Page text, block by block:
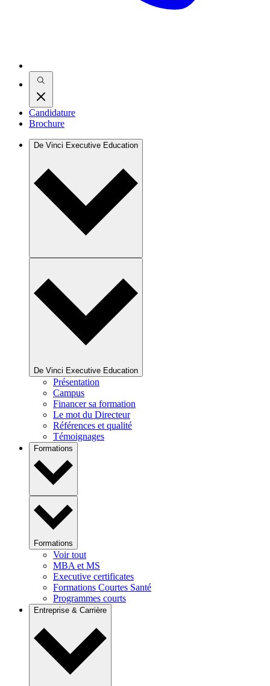
Candidature
Brochure
De Vinci Executive Education
De Vinci Executive Education
Présentation
Campus
Financer sa formation
Le mot du Directeur
Références et qualité
Témoignages
Formations
Formations
Voir tout
MBA et MS
Executive certificates
Formations Courtes Santé
Programmes courts
Entreprise & Carrière